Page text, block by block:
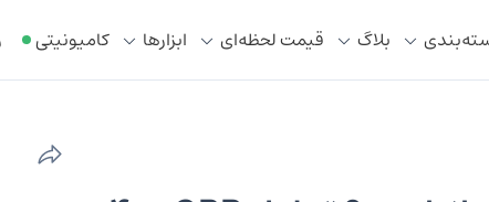
بلاگ قیمت لحظه‌ای ابزار‌ها کامیونیتی